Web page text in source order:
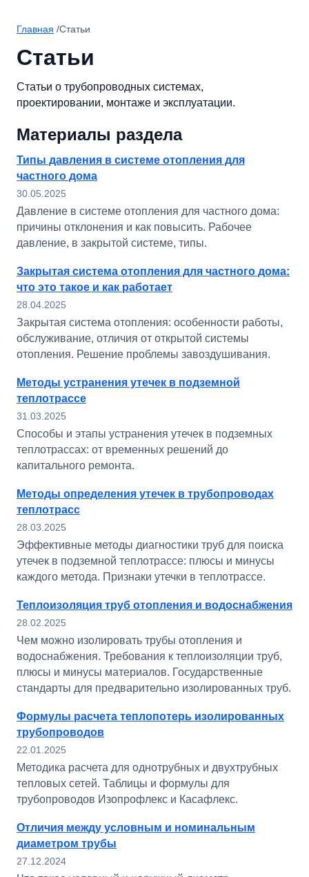
Главная /Статьи
Статьи
Статьи о трубопроводных системах,
проектировании, монтаже и эксплуатации.
Материалы раздела
Типы давления в системе отопления для
частного дома
30.05.2025
Давление в системе отопления для частного дома:
причины отклонения и как повысить. Рабочее
давление, в закрытой системе, типы.
Закрытая система отопления для частного дома:
что это такое и как работает
28.04.2025
Закрытая система отопления: особенности работы,
обслуживание, отличия от открытой системы
отопления. Решение проблемы завоздушивания.
Методы устранения утечек в подземной
теплотрассе
31.03.2025
Способы и этапы устранения утечек в подземных
теплотрассах: от временных решений до
капитального ремонта.
Методы определения утечек в трубопроводах
теплотрасс
28.03.2025
Эффективные методы диагностики труб для поиска
утечек в подземной теплотрассе: плюсы и минусы
каждого метода. Признаки утечки в теплотрассе.
Теплоизоляция труб отопления и водоснабжения
28.02.2025
Чем можно изолировать трубы отопления и
водоснабжения. Требования к теплоизоляции труб,
плюсы и минусы материалов. Государственные
стандарты для предварительно изолированных труб.
Формулы расчета теплопотерь изолированных
трубопроводов
22.01.2025
Методика расчета для однотрубных и двухтрубных
тепловых сетей. Таблицы и формулы для
трубопроводов Изопрофлекс и Касафлекс.
Отличия между условным и номинальным
диаметром трубы
27.12.2024